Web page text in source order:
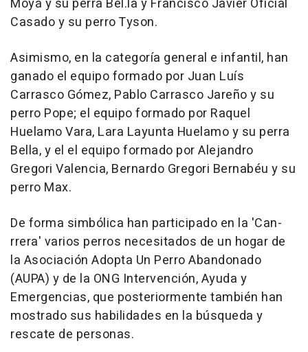
Moyá y su perra Bel.la y Francisco Javier Oficial
Casado y su perro Tyson.
Asimismo, en la categoría general e infantil, han
ganado el equipo formado por Juan Luís
Carrasco Gómez, Pablo Carrasco Jareño y su
perro Pope; el equipo formado por Raquel
Huelamo Vara, Lara Layunta Huelamo y su perra
Bella, y el el equipo formado por Alejandro
Gregori Valencia, Bernardo Gregori Bernabéu y su
perro Max.
De forma simbólica han participado en la 'Can-
rrera' varios perros necesitados de un hogar de
la Asociación Adopta Un Perro Abandonado
(AUPA) y de la ONG Intervención, Ayuda y
Emergencias, que posteriormente también han
mostrado sus habilidades en la búsqueda y
rescate de personas.